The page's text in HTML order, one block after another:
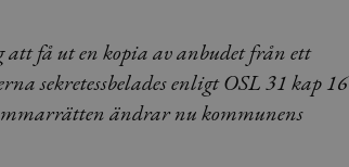
få ut en kopia av anbudet från ett
sekretessbelades enligt OSL 31 kap 16
ändrar nu kommunens